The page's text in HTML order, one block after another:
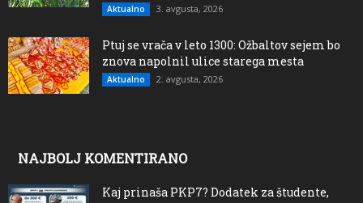
Aktualno 3. avgusta, 2026
Ptuj se vrača v leto 1300: Ožbaltov sejem bo
znova napolnil ulice starega mesta
Aktualno 2. avgusta, 2026
NAJBOLJ KOMENTIRANO
Kaj prinaša PKP7? Dodatek za študente,